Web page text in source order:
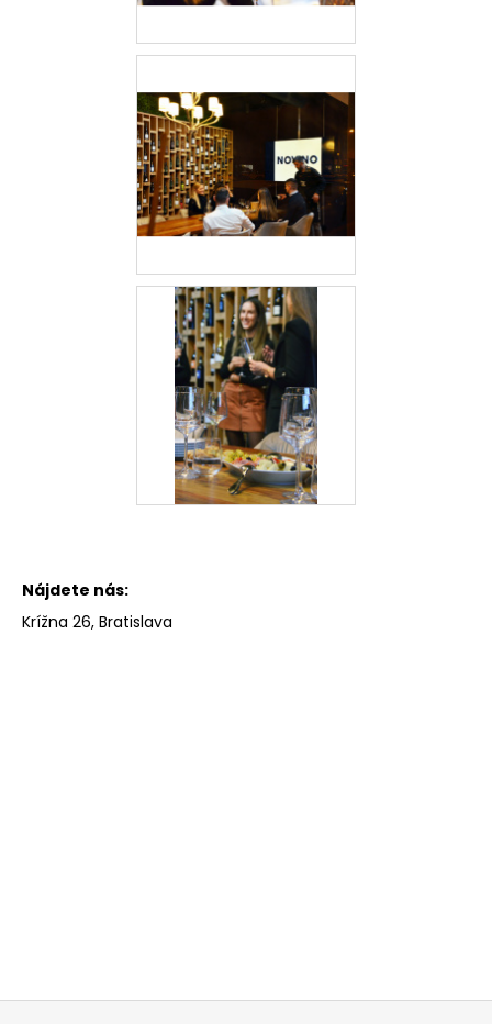
Nájdete nás:
Krížna 26, Bratislava